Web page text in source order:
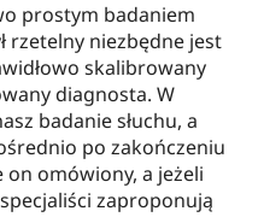
prostym badaniem
rzetelny niezbędne jest
skalibrowany
diagnosta. W
badanie słuchu, a
po zakończeniu
on omówiony, a jeżeli
zaproponują